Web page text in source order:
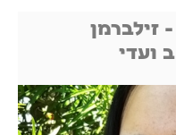
זילברמן
ועדי